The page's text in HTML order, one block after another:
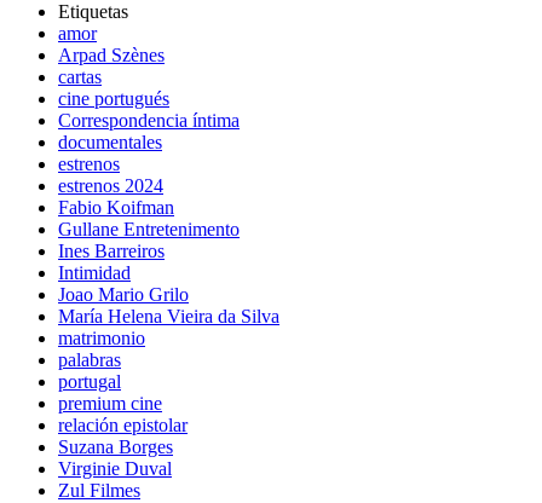
Etiquetas
amor
Arpad Szènes
cartas
cine portugués
Correspondencia íntima
documentales
estrenos
estrenos 2024
Fabio Koifman
Gullane Entretenimento
Ines Barreiros
Intimidad
Joao Mario Grilo
María Helena Vieira da Silva
matrimonio
palabras
portugal
premium cine
relación epistolar
Suzana Borges
Virginie Duval
Zul Filmes